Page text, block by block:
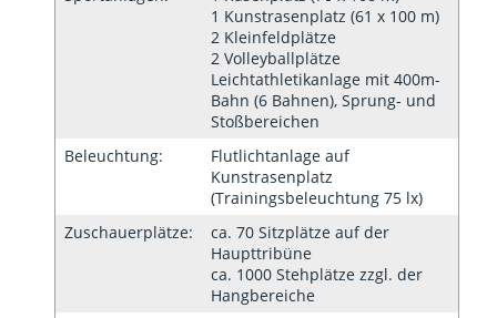
1 Kunstrasenplatz (61 x 100 m)
2 Kleinfeldplätze
2 Volleyballplätze
Leichtathletikanlage mit 400m-
Bahn (6 Bahnen), Sprung- und
Stoßbereichen
Beleuchtung:
Flutlichtanlage auf
Kunstrasenplatz
(Trainingsbeleuchtung 75 lx)
Zuschauerplätze:
ca. 70 Sitzplätze auf der
Haupttribüne
ca. 1000 Stehplätze zzgl. der
Hangbereiche